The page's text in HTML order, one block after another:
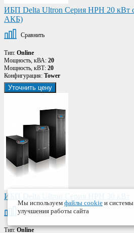
ИБП Delta Ultron Серия HPH 20 кВт
АКБ)
Сравнить
Тип: Online
Мощность, кВА: 20
Мощность, кВТ: 20
Конфигурация: Tower
Уточнить цену
ИБП Delta Ultron Серия HPH 30 кВт
Сравнить
Тип:Online
Мы используем файлы cookie и
улучшения работы сайта